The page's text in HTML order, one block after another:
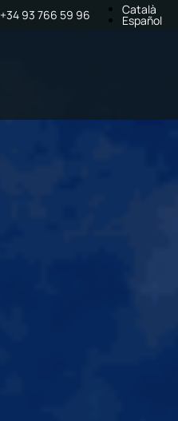
+34 93 766 59 96 Català
Español